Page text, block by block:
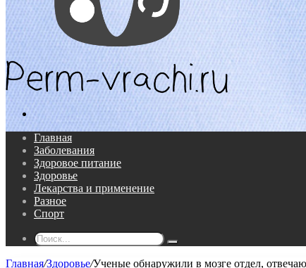
Поиск...
Главная
Заболевания
Здоровое питание
Здоровье
Лекарства и применение
Разное
Спорт
Поиск...
Главная/Здоровье/Ученые обнаружили в мозге отдел,